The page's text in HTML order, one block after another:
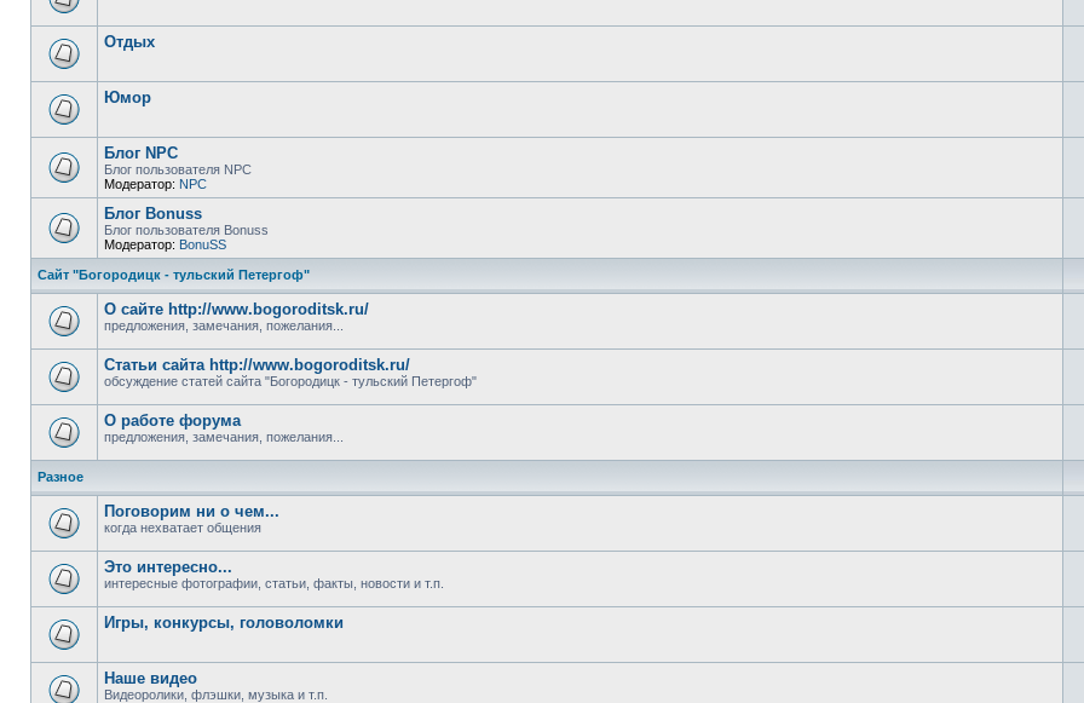
Отдых
Юмор
Блог NPC
Блог пользователя NPC
Модератор: NPC
Блог Bonuss
Блог пользователя Bonuss
Модератор: BonuSS
Сайт "Богородицк - тульский Петергоф"
О сайте http://www.bogoroditsk.ru/
предложения, замечания, пожелания...
Статьи сайта http://www.bogoroditsk.ru/
обсуждение статей сайта "Богородицк - тульский Петергоф"
О работе форума
предложения, замечания, пожелания...
Разное
Поговорим ни о чем...
когда нехватает общения
Это интересно...
интересные фотографии, статьи, факты, новости и т.п.
Игры, конкурсы, головоломки
Наше видео
Видеоролики, флэшки, музыка и т.п.